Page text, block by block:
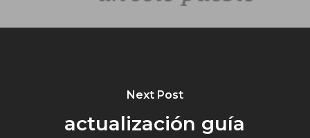
Next Post
actualización guía